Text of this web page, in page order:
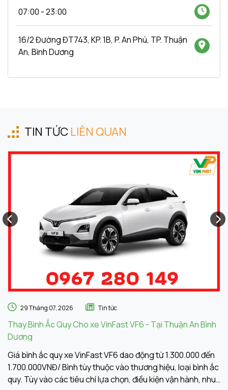
07:00 - 23:00
16/2 Đường ĐT743, KP. 1B, P. An Phú, TP. Thuận
An, Bình Dương
TIN TỨC LIÊN QUAN
29 Tháng 07, 2026 Tin tức
Thay Bình Ắc Quy Cho xe VinFast VF6 - Tại Thuận An Bình
Dương
Giá bình ắc quy xe VinFast VF6 dao động từ 1.300.000 đến
1.700.000VNĐ/ Bình tùy thuộc vào thương hiệu, loại bình ắc
quy. Tùy vào các tiêu chí lựa chọn, điều kiện vận hành, nhu